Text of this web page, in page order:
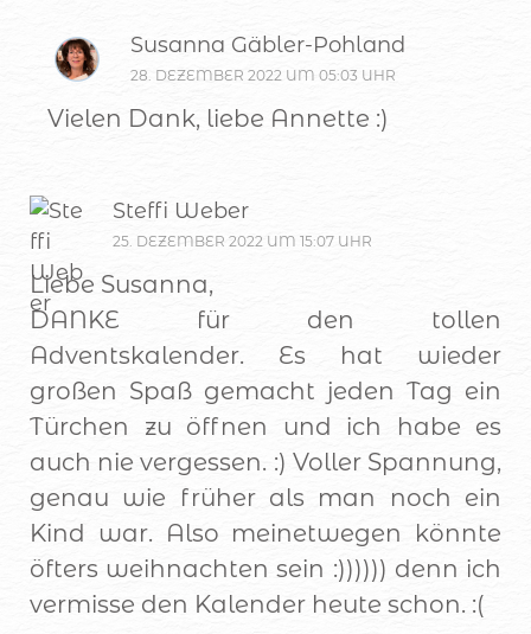
Susanna Gäbler-Pohland
28. DEZEMBER 2022 UM 05:03 UHR
Vielen Dank, liebe Annette :)
Steffi Weber
25. DEZEMBER 2022 UM 15:07 UHR
Liebe Susanna,
DANKE für den tollen
Adventskalender. Es hat wieder
großen Spaß gemacht jeden Tag ein
Türchen zu öffnen und ich habe es
auch nie vergessen. :) Voller Spannung,
genau wie früher als man noch ein
Kind war. Also meinetwegen könnte
öfters weihnachten sein :)))))) denn ich
vermisse den Kalender heute schon. :(